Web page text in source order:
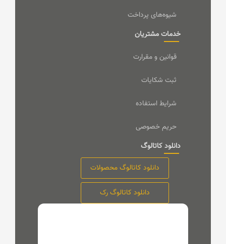
شیوه‌های پرداخت
خدمات مشتریان
قوانین و مقرارت
ثبت شکایات
شرایط استفاده
حریم خصوصی
دانلود کاتالوگ
دانلود کاتالوگ محصولات
دانلود کاتالوگ رک